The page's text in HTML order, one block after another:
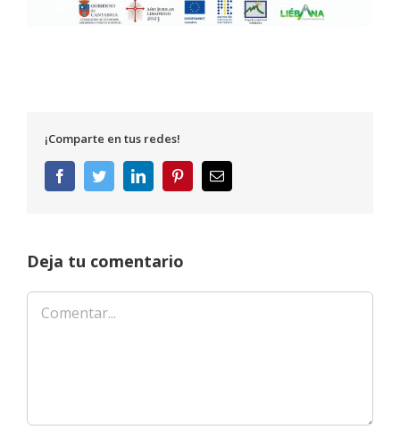
¡Comparte en tus redes!
FacebookTwitterLinkedInPinterestCorreo
electrónico
Deja tu comentario
Comentar